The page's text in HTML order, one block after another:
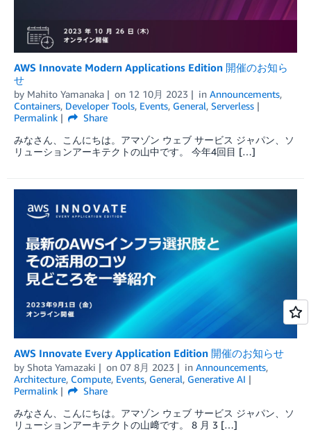
AWS Innovate Modern Applications Edition 開催のお知ら
せ
by Mahito Yamanaka on 12 10月 2023 in Announcements,
Containers, Developer Tools, Events, General, Serverless
Permalink
Share
みなさん、こんにちは。アマゾン ウェブ サービス ジャパン、ソ
リューションアーキテクトの山中です。 今年4回目 […]
AWS Innovate Every Application Edition 開催のお知らせ
by Shota Yamazaki on 07 8月 2023 in Announcements,
Architecture, Compute, Events, General, Generative AI
Permalink
Share
みなさん、こんにちは。アマゾン ウェブ サービス ジャパン、ソ
リューションアーキテクトの山﨑です。 8 月 3 […]